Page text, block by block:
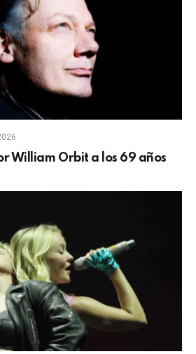
William Orbit a los 69 años